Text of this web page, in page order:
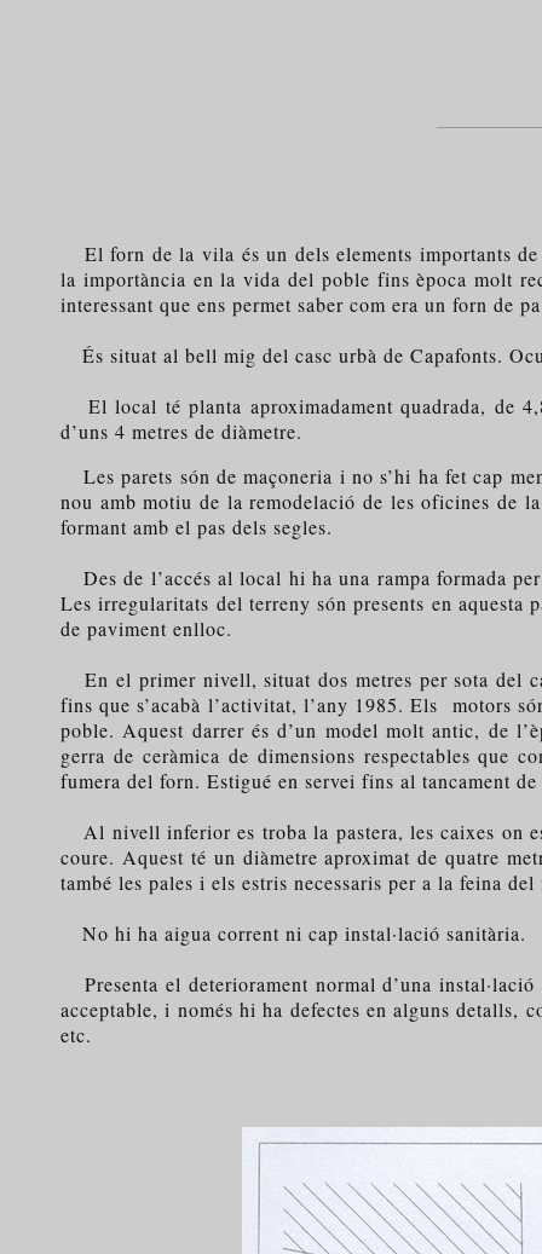
El forn de la vila és un dels elements importants
la importància en la vida del poble fins època molt
interessant que ens permet saber com era un forn de
És situat al bell mig del casc urbà de Capafonts.
El local té planta aproximadament quadrada, de
d’uns 4 metres de diàmetre.
Les parets són de maçoneria i no s’hi ha fet cap
nou amb motiu de la remodelació de les oficines de
formant amb el pas dels segles.
Des de l’accés al local hi ha una rampa formada
Les irregularitats del terreny són presents en
de paviment enlloc.
En el primer nivell, situat dos metres per sota del
fins que s’acabà l’activitat, l’any 1985. Els motors
poble. Aquest darrer és d’un model molt antic, de
gerra de ceràmica de dimensions respectables que
fumera del forn. Estigué en servei fins al tancament
Al nivell inferior es troba la pastera, les caixes on
coure. Aquest té un diàmetre aproximat de quatre
també les pales i els estris necessaris per a la feina del
No hi ha aigua corrent ni cap instal·lació sanitària.
Presenta el deteriorament normal d’una
acceptable, i només hi ha defectes en alguns detalls,
etc.